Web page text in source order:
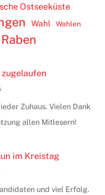
Ostseeküste
Wahl Wahlen
zugelaufen
Zuhaus. Vielen Dank
allen Mitlesern!
im Kreistag
und viel Erfolg.